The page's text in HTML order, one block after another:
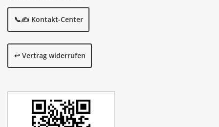
📞✍️ Kontakt-Center
↩️ Vertrag widerrufen